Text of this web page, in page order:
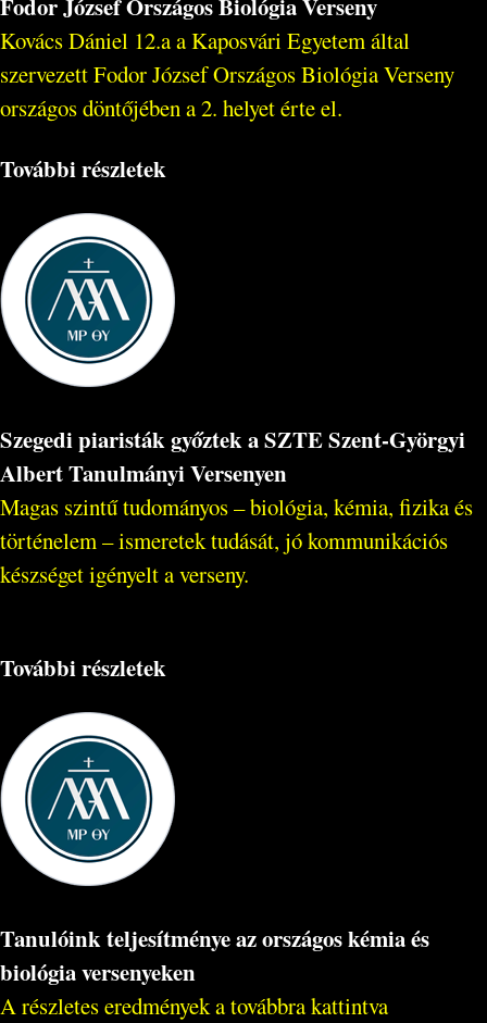
Kovács Dániel 12.a a Kaposvári Egyetem által
szervezett Fodor József Országos Biológia Verseny
országos döntőjében a 2. helyet érte el.
További részletek
Szegedi piaristák győztek a SZTE Szent-Györgyi
Albert Tanulmányi Versenyen
Magas szintű tudományos – biológia, kémia, fizika és
történelem – ismeretek tudását, jó kommunikációs
készséget igényelt a verseny.
További részletek
Tanulóink teljesítménye az országos kémia és
biológia versenyeken
A részletes eredmények a továbbra kattintva